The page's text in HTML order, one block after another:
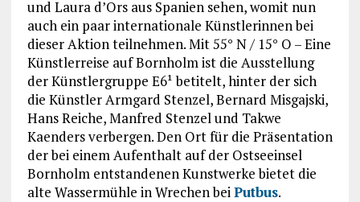
und Laura d’Ors aus Spanien sehen, womit nun
auch ein paar internationale Künstlerinnen bei
dieser Aktion teilnehmen. Mit 55° N / 15° O – Eine
Künstlerreise auf Bornholm ist die Ausstellung
der Künstlergruppe E6¹ betitelt, hinter der sich
die Künstler Armgard Stenzel, Bernard Misgajski,
Hans Reiche, Manfred Stenzel und Takwe
Kaenders verbergen. Den Ort für die Präsentation
der bei einem Aufenthalt auf der Ostseeinsel
Bornholm entstandenen Kunstwerke bietet die
alte Wassermühle in Wrechen bei Putbus.